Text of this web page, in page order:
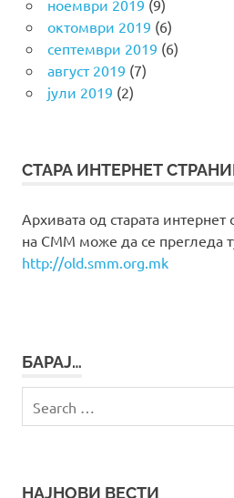
ноември 2019 (9)
октомври 2019 (6)
септември 2019 (6)
август 2019 (7)
јули 2019 (2)
СТАРА ИНТЕРНЕТ
Архивата од старата интернет
на СММ може да се прегледа
http://old.smm.org.mk
БАРАЈ…
for:
НАЈНОВИ ВЕСТИ